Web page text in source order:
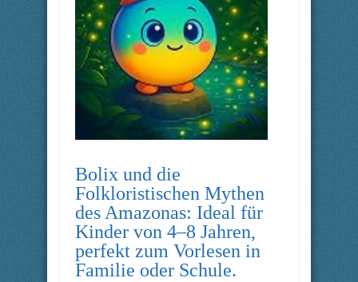
Bolix und die
Folkloristischen Mythen
des Amazonas: Ideal für
Kinder von 4–8 Jahren,
perfekt zum Vorlesen in
Familie oder Schule.